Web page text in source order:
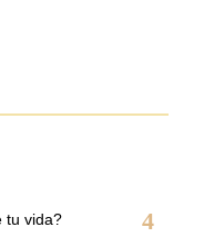
4
tu vida?